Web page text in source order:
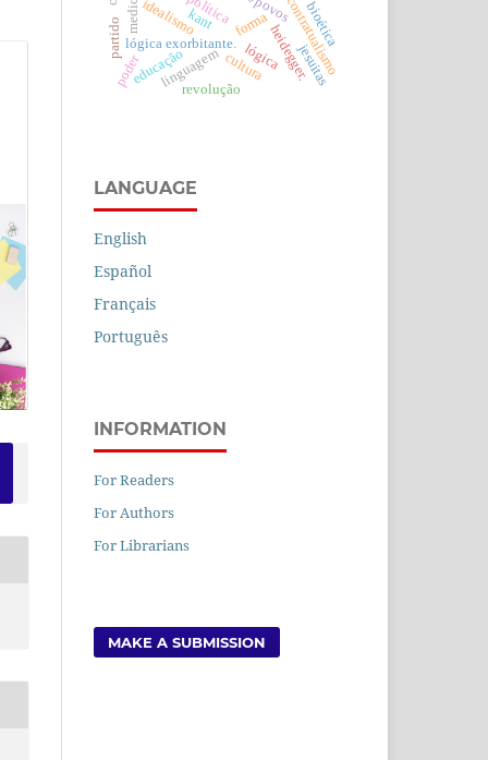
lógica
lógica exorbitante.
kant contratualismo
idealismo forma
linguagem heidegger.
cultura jesuitas
educação
bioética
partido
revolução
poder
LANGUAGE
English
Español
Français
Português
INFORMATION
For Readers
For Authors
For Librarians
MAKE A SUBMISSION